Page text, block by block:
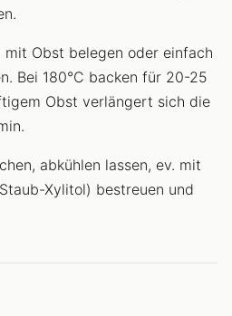
mit Obst belegen oder einfach
Bei 180°C backen für 20-25
Obst verlängert sich die
abkühlen lassen, ev. mit
Xylitol) bestreuen und